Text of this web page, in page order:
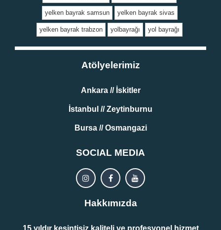
yelken bayrak samsun yelken bayrak sivas
yelken bayrak trabzon yolbayrağı yol bayrağı
Atölyelerimiz
Ankara // İskitler
İstanbul // Zeytinburnu
Bursa // Osmangazi
SOCIAL MEDIA
Hakkımızda
15 yıldır kesintisiz kaliteli ve profesyonel hizmet